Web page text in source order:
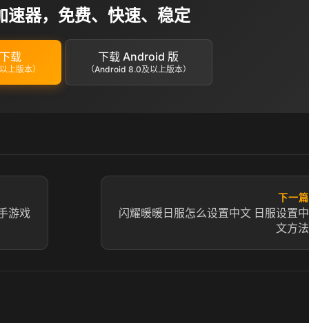
速器，免费、快速、稳定
载
上版本）
下载 Android 版
（Android 8.0及以上版本）
游戏
下一篇
闪耀暖暖日服怎么设置中文 日服设置中
文方法